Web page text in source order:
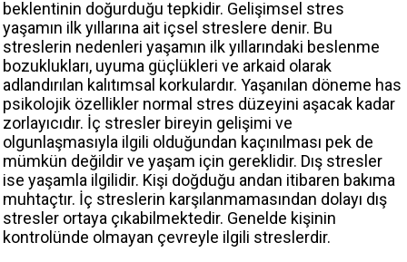
beklentinin doğurduğu tepkidir. Gelişimsel stres
yaşamın ilk yıllarına ait içsel streslere denir. Bu
streslerin nedenleri yaşamın ilk yıllarındaki beslenme
bozuklukları, uyuma güçlükleri ve arkaid olarak
adlandırılan kalıtımsal korkulardır. Yaşanılan döneme has
psikolojik özellikler normal stres düzeyini aşacak kadar
zorlayıcıdır. İç stresler bireyin gelişimi ve
olgunlaşmasıyla ilgili olduğundan kaçınılması pek de
mümkün değildir ve yaşam için gereklidir. Dış stresler
ise yaşamla ilgilidir. Kişi doğduğu andan itibaren bakıma
muhtaçtır. İç streslerin karşılanmamasından dolayı dış
stresler ortaya çıkabilmektedir. Genelde kişinin
kontrolünde olmayan çevreyle ilgili streslerdir.